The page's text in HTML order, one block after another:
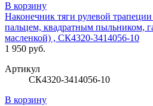
В корзину
Наконечник тяги рулевой
пальцем, квадратным пыльником,
масленкой) , СК4320-3414056-10
1 950 руб.
Артикул
СК4320-3414056-10
В корзину